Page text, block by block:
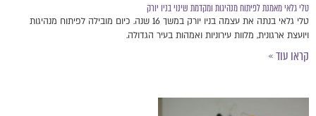
טלי גלאי מאמנת לפיתוח מנהיגות ומקדמת שינוי בניו יורק
טלי גלאי בנתה את עצמה בניו יורק במשך 16 שנה. כיום מובילה לפיתוח מנהיגות
ויועצת ארגונית, מלוות עירוניות ואמהות בעיר הגדולה.
קראו עוד »